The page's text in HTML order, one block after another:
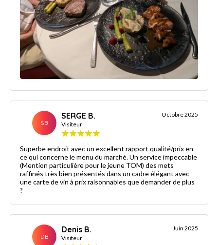
SB
SERGE B.
Visiteur
Octobre 2025
Superbe endroit avec un excellent rapport qualité/prix en
ce qui concerne le menu du marché. Un service impeccable
(Mention particulière pour le jeune TOM) des mets
raffinés très bien présentés dans un cadre élégant avec
une carte de vin à prix raisonnables que demander de plus
?
DB
Denis B.
Visiteur
Juin 2025